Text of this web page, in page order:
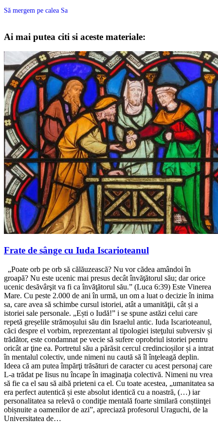
Să mergem pe calea Sa
Ai mai putea citi si aceste materiale:
Frate de sânge cu Iuda Iscarioteanul
„Poate orb pe orb să călăuzească? Nu vor cădea amândoi în
groapă? Nu este ucenic mai presus decât învăţătorul său; dar orice
ucenic desăvârşit va fi ca învăţătorul său.” (Luca 6:39) Este Vinerea
Mare. Cu peste 2.000 de ani în urmă, un om a luat o decizie în inima
sa, care avea să schimbe cursul istoriei, atât a umanităţii, cât și a
istoriei sale personale. „Ești o Iudă!” i se spune astăzi celui care
repetă greșelile strămoșului său din Israelul antic. Iuda Iscarioteanul,
căci despre el vorbim, reprezentant al tipologiei isteţului subversiv și
trădător, este condamnat pe vecie să sufere oprobriul istoriei pentru
oricât ar ţine ea. Portretul său a părăsit cercul credincioșilor și a intrat
în mentalul colectiv, unde nimeni nu caută să îl înţeleagă deplin.
Ideea că am putea împărţi trăsături de caracter cu acest personaj care
L-a trădat pe Iisus nu încape în imaginaţia colectivă. Nimeni nu vrea
să fie ca el sau să aibă prieteni ca el. Cu toate acestea, „umanitatea sa
era perfect autentică și este absolut identică cu a noastră, (…) iar
personalitatea sa relevă o condiţie mentală foarte similară conștiinţei
obișnuite a oamenilor de azi”, apreciază profesorul Uraguchi, de la
Universitatea de…